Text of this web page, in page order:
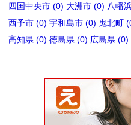
四国中央市 (0) 大洲市 (0) 八幡
西予市 (0) 宇和島市 (0) 鬼北町
高知県 (0) 徳島県 (0) 広島県 (0)